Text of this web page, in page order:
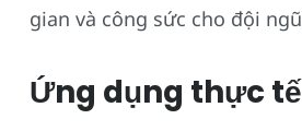
gian và công sức cho đội
Ứng dụng thực tế